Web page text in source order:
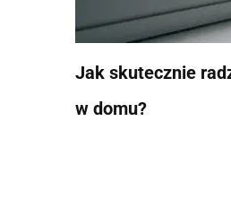
Jak skutecznie
w domu?